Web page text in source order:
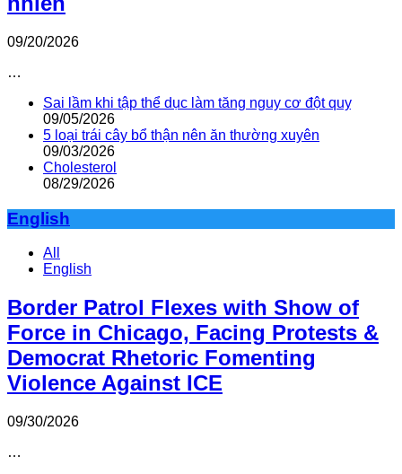
09/20/2026
…
Sai lầm khi tập thể dục làm tăng nguy cơ đột quỵ
09/05/2026
5 loại trái cây bổ thận nên ăn thường xuyên
09/03/2026
Cholesterol
08/29/2026
English
All
English
Border Patrol Flexes with Show of
Force in Chicago, Facing Protests &
Democrat Rhetoric Fomenting
Violence Against ICE
09/30/2026
…